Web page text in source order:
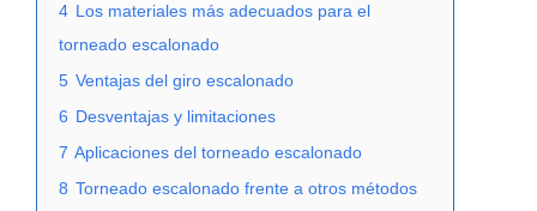
4 Los materiales más adecuados para el
torneado escalonado
5 Ventajas del giro escalonado
6 Desventajas y limitaciones
7 Aplicaciones del torneado escalonado
8 Torneado escalonado frente a otros métodos